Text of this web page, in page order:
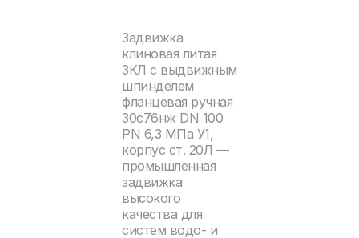
Задвижка
клиновая литая
ЗКЛ с выдвижным
шпинделем
фланцевая ручная
30с76нж DN 100
PN 6,3 МПа У1,
корпус ст. 20Л —
промышленная
задвижка
высокого
качества для
систем водо- и